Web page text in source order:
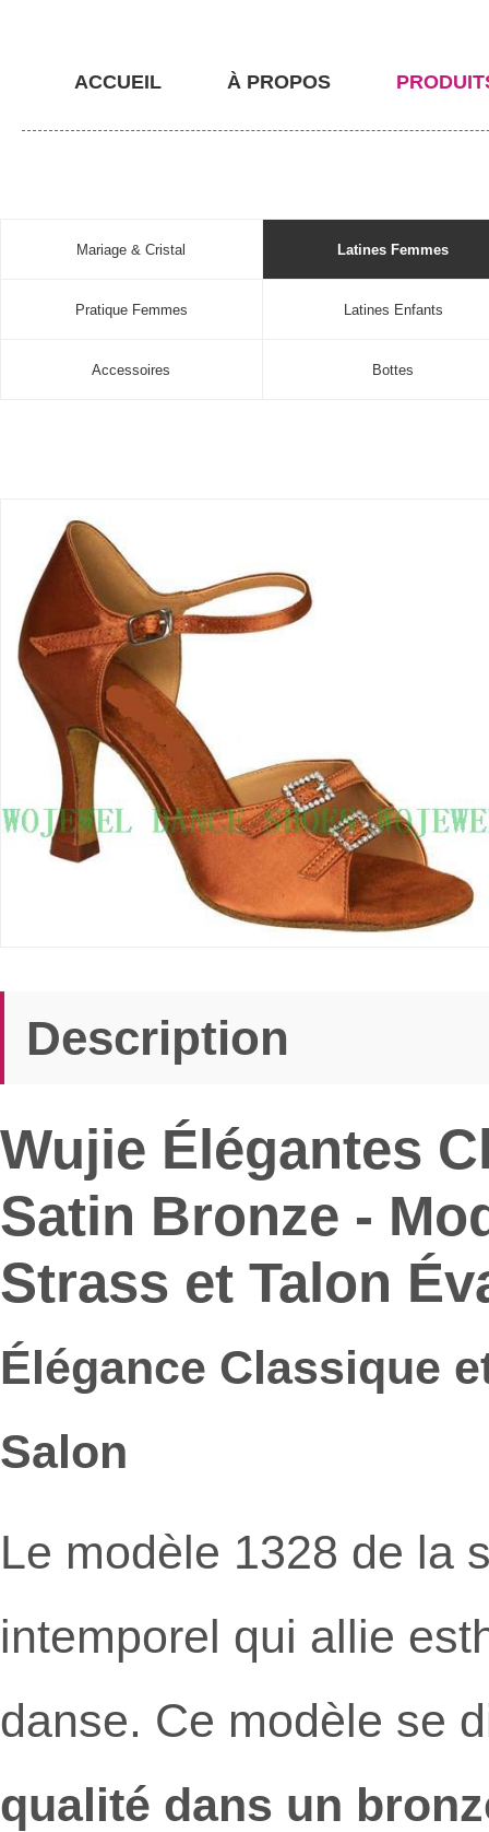
ACCUEIL À PROPOS
Mariage & Cristal Latines Femmes
Pratique Femmes Latines Enfants
Accessoires Bottes
Description
Wujie Élégantes
Satin Bronze -
Strass et Talon
Élégance Classique
Salon
Le modèle 1328 de la
intemporel qui allie
danse. Ce modèle se
qualité dans un